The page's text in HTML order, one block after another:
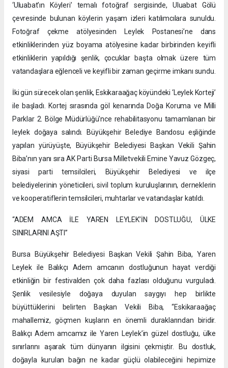
‘Uluabat’ın Köyleri’ temalı fotoğraf sergisinde, Uluabat Gölü
çevresinde bulunan köylerin yaşam izleri katılımcılara sunuldu.
Fotoğraf çekme atölyesinden Leylek Postanesi’ne dans
etkinliklerinden yüz boyama atölyesine kadar birbirinden keyifli
etkinliklerin yapıldığı şenlik, çocuklar başta olmak üzere tüm
vatandaşlara eğlenceli ve keyifli bir zaman geçirme imkanı sundu.
İki gün sürecek olan şenlik, Eskikaraağaç köyündeki ‘Leylek Korteji’
ile başladı. Kortej sırasında göl kenarında Doğa Koruma ve Milli
Parklar 2. Bölge Müdürlüğü'nce rehabilitasyonu tamamlanan bir
leylek doğaya salındı. Büyükşehir Belediye Bandosu eşliğinde
yapılan yürüyüşte, Büyükşehir Belediyesi Başkan Vekili Şahin
Biba’nın yanı sıra AK Parti Bursa Milletvekili Emine Yavuz Gözgeç,
siyasi parti temsilcileri, Büyükşehir Belediyesi ve ilçe
belediyelerinin yöneticileri, sivil toplum kuruluşlarının, derneklerin
ve kooperatiflerin temsilcileri, muhtarlar ve vatandaşlar katıldı.
“ADEM AMCA İLE YAREN LEYLEK’İN DOSTLUĞU, ÜLKE
SINIRLARINI AŞTI”
Bursa Büyükşehir Belediyesi Başkan Vekili Şahin Biba, Yaren
Leylek ile Balıkçı Adem amcanın dostluğunun hayat verdiği
etkinliğin bir festivalden çok daha fazlası olduğunu vurguladı.
Şenlik vesilesiyle doğaya duyulan saygıyı hep birlikte
büyüttüklerini belirten Başkan Vekili Biba, “Eskikaraağaç
mahallemiz, göçmen kuşların en önemli duraklarından biridir.
Balıkçı Adem amcamız ile Yaren Leylek’in güzel dostluğu, ülke
sınırlarını aşarak tüm dünyanın ilgisini çekmiştir. Bu dostluk,
doğayla kurulan bağın ne kadar güçlü olabileceğini hepimize